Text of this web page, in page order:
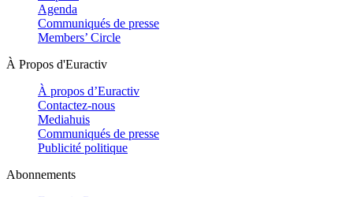
Agenda
Communiqués de presse
Members’ Circle
À Propos d'Euractiv
À propos d’Euractiv
Contactez-nous
Mediahuis
Communiqués de presse
Publicité politique
Abonnements